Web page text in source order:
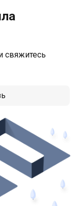
свяжитесь